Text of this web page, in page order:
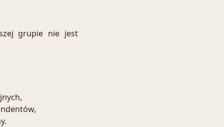
grupie nie jest